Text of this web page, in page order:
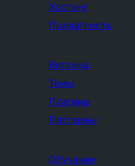
Хостинг
Приватность
Витрина
Темы
Плагины
Паттерны
Обучение